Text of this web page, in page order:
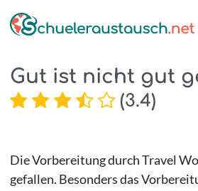
Gut ist nicht gut
(3.4)
Die Vorbereitung durch Travel
gefallen. Besonders das